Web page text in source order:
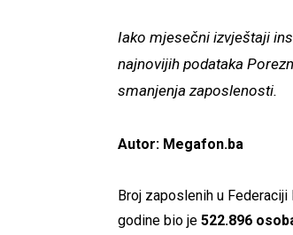
Iako mjesečni izvještaji
najnovijih podataka
smanjenja zaposlenosti.
Autor: Megafon.ba
Broj zaposlenih u
godine bio je 522.896